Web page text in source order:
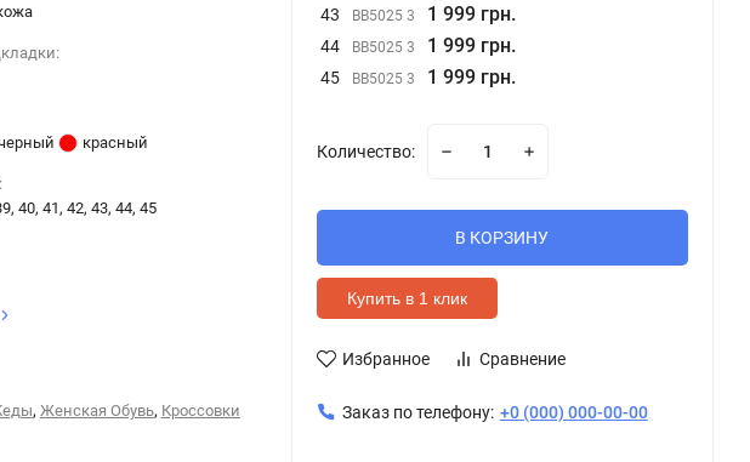
красный
40, 41, 42, 43, 44, 45
, Женская Обувь, Кроссовки
43 BB5025 3 1 999 грн.
44 BB5025 3 1 999 грн.
45 BB5025 3 1 999 грн.
Количество:
В КОРЗИНУ
Купить в 1 клик
Избранное Сравнение
Заказ по телефону: +0 (000) 000-00-00